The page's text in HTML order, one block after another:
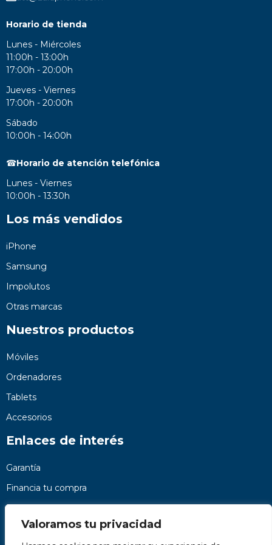
Valoramos tu privacidad
Horario de tienda
Lunes - Miércoles
11:00h - 13:00h
17:00h - 20:00h
Jueves - Viernes
17:00h - 20:00h
Sábado
10:00h - 14:00h
☎Horario de atención telefónica
Lunes - Viernes
10:00h - 13:30h
Los más vendidos
iPhone
Samsung
Impolutos
Otras marcas
Nuestros productos
Móviles
Ordenadores
Tablets
Accesorios
Enlaces de interés
Garantía
Financia tu compra
Preguntas frecuentes
Nosotros